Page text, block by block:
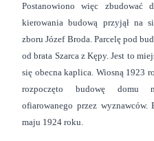
Postanowiono więc
kierowania budową przyjął na
zboru Józef Broda. Parcelę pod
od brata Szarca z Kępy. Jest to
się obecna kaplica. Wiosną 1923
rozpoczęto budowę domu
ofiarowanego przez wyznawców.
maju 1924 roku.